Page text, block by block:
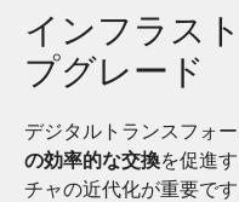
インフラス
プグレード
デジタルトランスフォ
の効率的な交換を促進
チャの近代化が重要です